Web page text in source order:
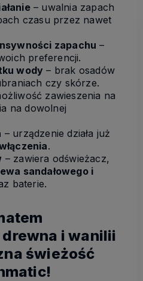
– uwalnia zapach
czasu przez nawet
zapachu –
preferencji.
wody – brak osadów
czy skórze.
zawieszenia na
na dowolnej
– urządzenie działa już
.
– zawiera odświeżacz,
sandałowego i
baterie.
drewna i wanilii
świeżość